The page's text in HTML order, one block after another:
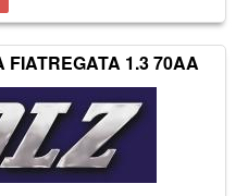
FIATREGATA 1.3 70AA